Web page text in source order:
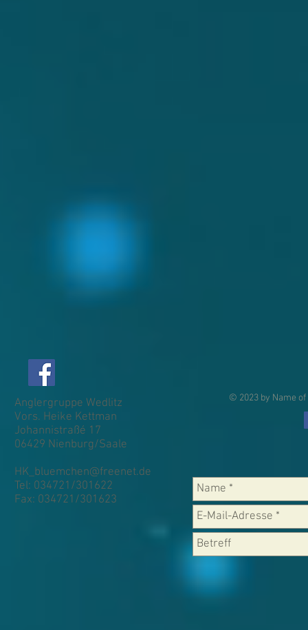
Anglergruppe Wedlitz
Vors. Heike Kettman
Johannistraßé 17
06429 Nienburg/Saale
HK_bluemchen@freenet.de
Tel: 034721/301622
Fax: 034721/301623
© 2023 by Name